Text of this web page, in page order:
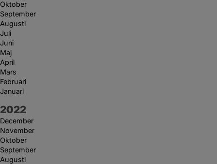
Oktober
September
Augusti
Juli
Juni
Maj
April
Mars
Februari
Januari
År:
2022
December
November
Oktober
September
Augusti